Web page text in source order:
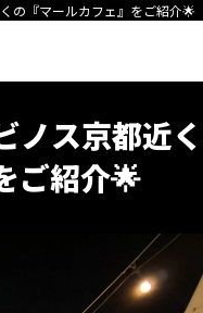
の『マールカフェ』をご紹介🌟
ノス京都近く
ご紹介🌟